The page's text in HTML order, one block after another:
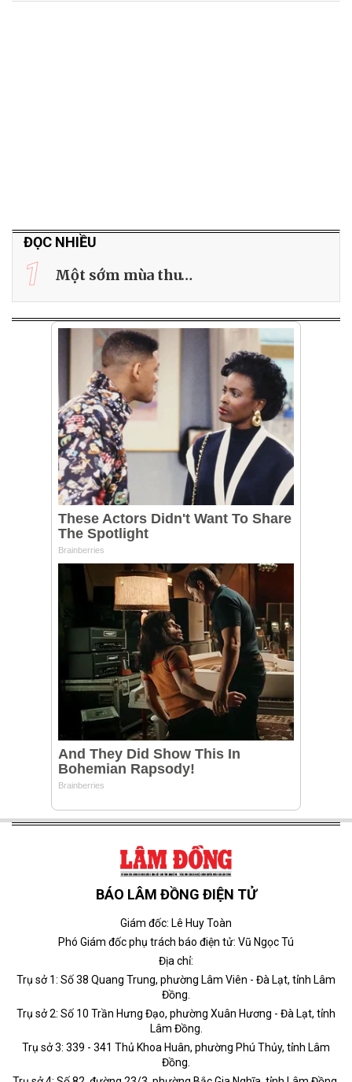
ĐỌC NHIỀU
1 Một sớm mùa thu…
BÁO LÂM ĐỒNG ĐIỆN TỬ
Giám đốc: Lê Huy Toàn
Phó Giám đốc phụ trách báo điện tử: Vũ Ngọc Tú
Địa chỉ:
Trụ sở 1: Số 38 Quang Trung, phường Lâm Viên - Đà Lạt, tỉnh Lâm
Đồng.
Trụ sở 2: Số 10 Trần Hưng Đạo, phường Xuân Hương - Đà Lạt, tỉnh
Lâm Đồng.
Trụ sở 3: 339 - 341 Thủ Khoa Huân, phường Phú Thủy, tỉnh Lâm
Đồng.